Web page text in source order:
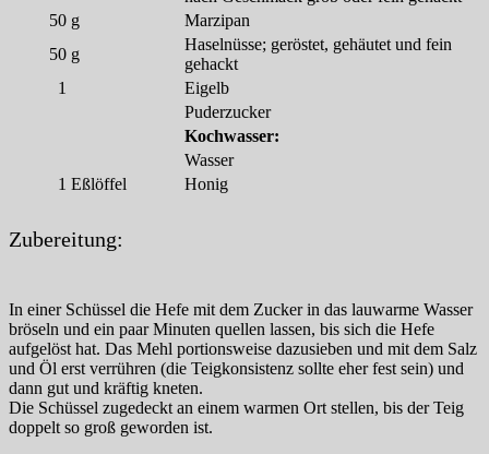
50 g
Marzipan
50 g
Haselnüsse; geröstet, gehäutet und fein
gehackt
1
Eigelb
Puderzucker
Kochwasser:
Wasser
1 Eßlöffel Honig
Zubereitung:
In einer Schüssel die Hefe mit dem Zucker in das lauwarme Wasser
bröseln und ein paar Minuten quellen lassen, bis sich die Hefe
aufgelöst hat. Das Mehl portionsweise dazusieben und mit dem Salz
und Öl erst verrühren (die Teigkonsistenz sollte eher fest sein) und
dann gut und kräftig kneten.
Die Schüssel zugedeckt an einem warmen Ort stellen, bis der Teig
doppelt so groß geworden ist.